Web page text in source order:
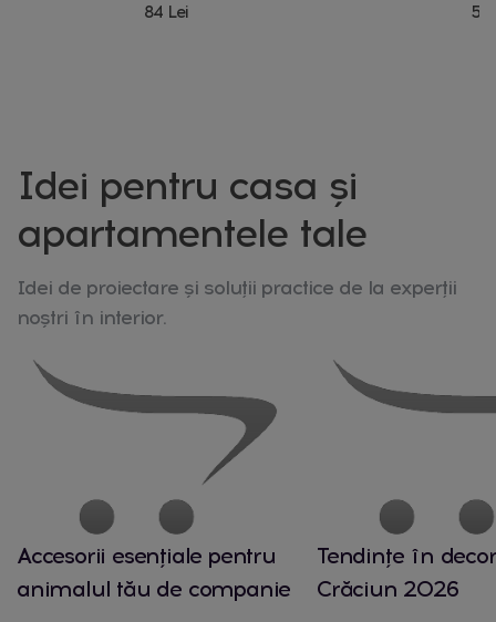
84 Lei
Idei pentru casa și
apartamentele tale
Idei de proiectare și soluții practice de la experții
noștri în interior.
Accesorii esențiale pentru
animalul tău de companie
Tendințe în
Crăciun 2026